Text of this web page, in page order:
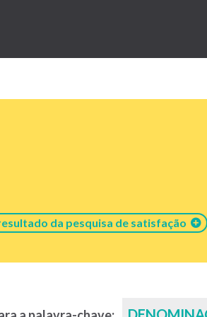
da pesquisa de satisfação